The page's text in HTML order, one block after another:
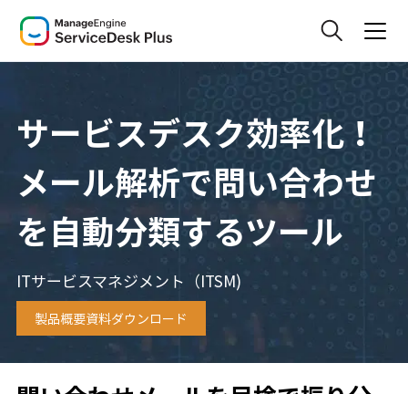
サービスデスク効率化！
メール解析で問い合わせ
を自動分類するツール
ITサービスマネジメント（ITSM)
製品概要資料ダウンロード